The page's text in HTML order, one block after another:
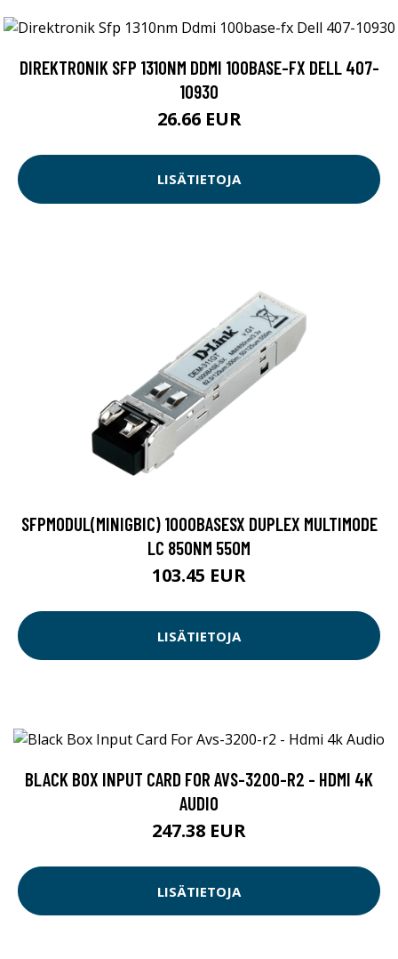
DIREKTRONIK SFP 1310NM DDMI 100BASE-FX DELL 407-
10930
26.66 EUR
LISÄTIETOJA
SFPMODUL(MINIGBIC) 1000BASESX DUPLEX MULTIMODE
LC 850NM 550M
103.45 EUR
LISÄTIETOJA
BLACK BOX INPUT CARD FOR AVS-3200-R2 - HDMI 4K
AUDIO
247.38 EUR
LISÄTIETOJA